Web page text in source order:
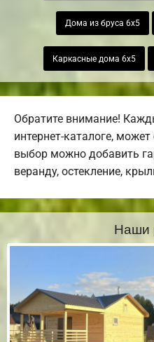
Дома из бруса 6х5
Каркасные дома 6х5
Обратите внимание!
интернет-каталоге,
выбор можно добавить
веранду, остекление,
Наши